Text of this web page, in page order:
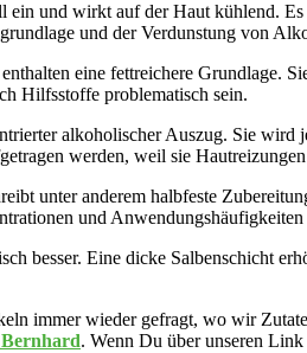
ein und wirkt auf der Haut kühlend.
und der Verdunstung von
enthalten eine fettreichere Grundlage.
Hilfsstoffe problematisch sein.
alkoholischer Auszug. Sie wird
werden, weil sie
unter anderem halbfeste
und
besser. Eine dicke Salbenschicht
immer wieder gefragt, wo wir
. Wenn Du über unseren